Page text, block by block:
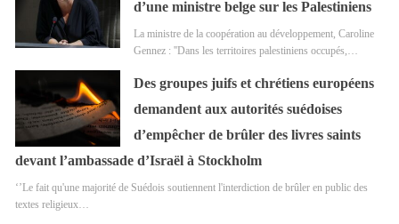
d’une ministre belge sur les Palestiniens
La ministre de la coopération au développement, Caroline
Gennez : ''Dans les territoires palestiniens occupés,…
Des groupes juifs et chrétiens européens
demandent aux autorités suédoises
d’empêcher de brûler des livres saints
devant l’ambassade d’Israël à Stockholm
‘’Le fait qu'une majorité de Suédois soutiennent l'interdiction de brûler en public des
textes religieux…